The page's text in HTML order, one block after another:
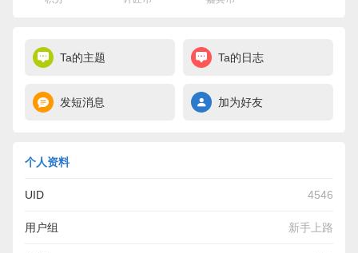
Ta的主题 Ta的日志
发短消息 加为好友
个人资料
UID 4546
用户组 新手上路